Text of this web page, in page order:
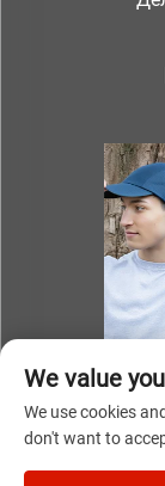
Авторски права
We value
We use cookies
don't want to